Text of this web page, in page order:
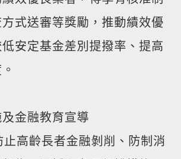
式送審等獎勵，推動績效優
低安定基金差別提撥率、提高
金融教育宣導
高齡長者金融剝削、防制消